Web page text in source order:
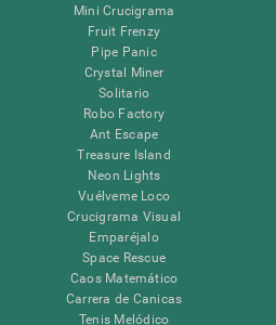
Mini Crucigrama
Fruit Frenzy
Pipe Panic
Crystal Miner
Solitario
Robo Factory
Ant Escape
Treasure Island
Neon Lights
Vuélveme Loco
Crucigrama Visual
Emparéjalo
Space Rescue
Caos Matemático
Carrera de Canicas
Tenis Melódico